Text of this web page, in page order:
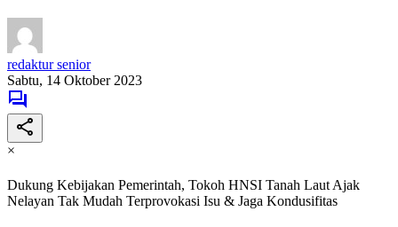
redaktur senior
Sabtu, 14 Oktober 2023
×
Dukung Kebijakan Pemerintah, Tokoh HNSI Tanah Laut Ajak
Nelayan Tak Mudah Terprovokasi Isu & Jaga Kondusifitas